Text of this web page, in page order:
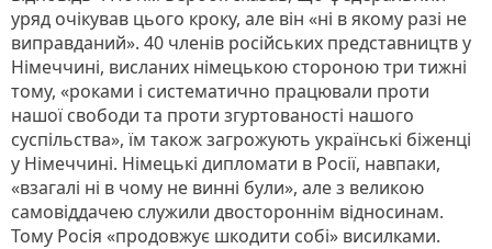
уряд очікував цього кроку, але він «ні в якому разі не
виправданий». 40 членів російських представництв у
Німеччині, висланих німецькою стороною три тижні
тому, «роками і систематично працювали проти
нашої свободи та проти згуртованості нашого
суспільства», їм також загрожують українські біженці
у Німеччині. Німецькі дипломати в Росії, навпаки,
«взагалі ні в чому не винні були», але з великою
самовіддачею служили двостороннім відносинам.
Тому Росія «продовжує шкодити собі» висилками.